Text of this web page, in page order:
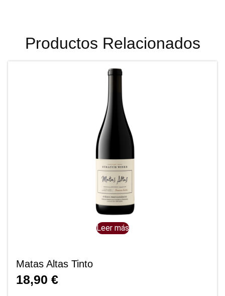
Productos Relacionados
Leer más
Matas Altas Tinto
18,90 €